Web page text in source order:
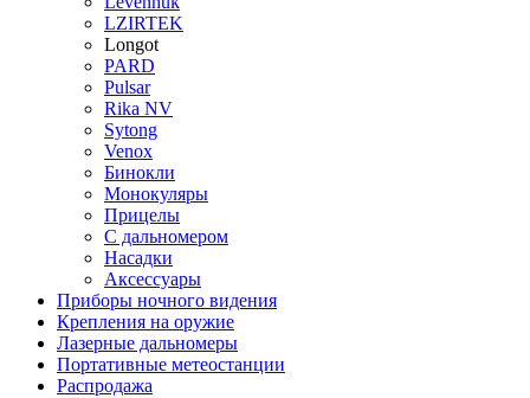
LZIRTEK
Longot
PARD
Pulsar
Rika NV
Sytong
Venox
Бинокли
Монокуляры
Прицелы
С дальномером
Насадки
Аксессуары
Приборы ночного видения
Крепления на оружие
Лазерные дальномеры
Портативные метеостанции
Распродажа